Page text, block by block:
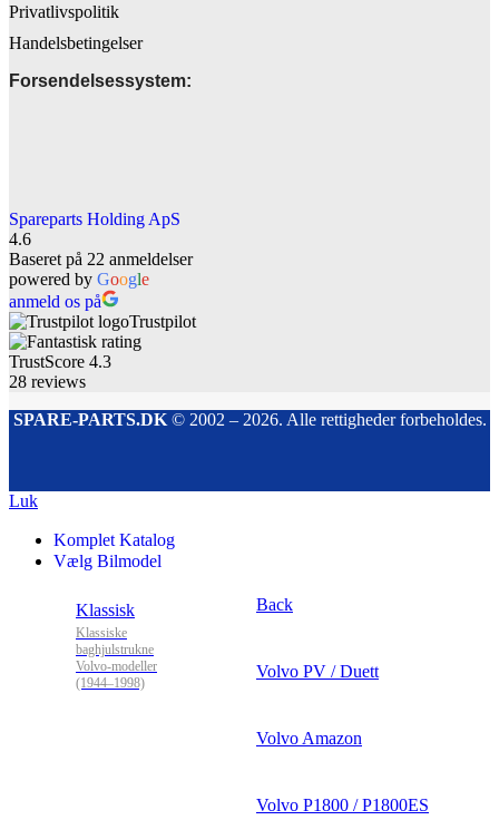
Privatlivspolitik
Handelsbetingelser
Forsendelsessystem:
Spareparts Holding ApS
4.6
Baseret på 22 anmeldelser
powered by Google
anmeld os på
Trustpilot
TrustScore 4.3
28 reviews
SPARE-PARTS.DK© 2002 – 2026. Alle rettigheder forbeholdes.
Luk
Komplet Katalog
Vælg Bilmodel
Klassisk
Klassiske
baghjulstrukne
Volvo-modeller
(1944–1998)
Back
Volvo PV / Duett
Volvo Amazon
Volvo P1800 / P1800ES